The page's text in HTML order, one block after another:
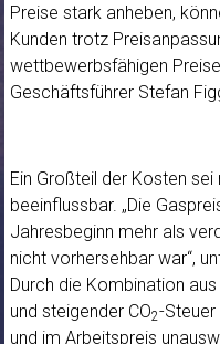
Preise stark anheben,
Kunden trotz
wettbewerbsfähigen
Geschäftsführer Stefan
Ein Großteil der Kosten
beeinflussbar. „Die
Jahresbeginn mehr als
nicht vorhersehbar war“,
Durch die Kombination
und steigender CO2-Steuer
und im Arbeitspreis